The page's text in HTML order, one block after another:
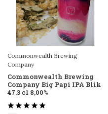
Commonwealth Brewing
Company
Commonwealth Brewing
Company Big Papi IPA Blik
47.3 cl 8,00%